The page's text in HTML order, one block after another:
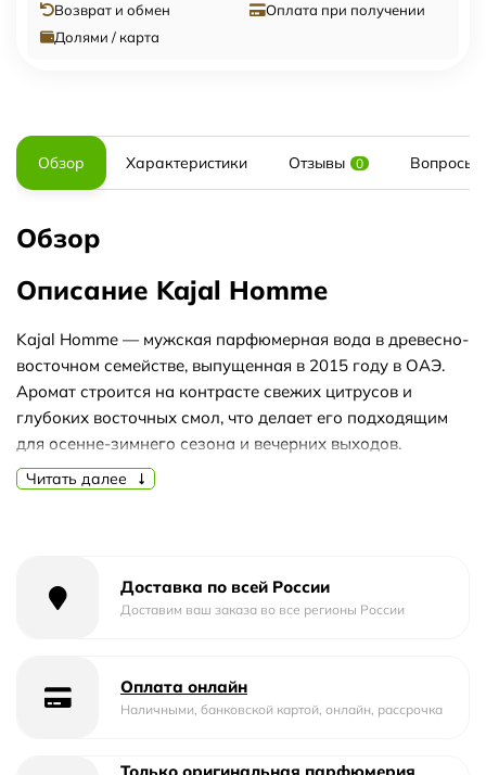
Возврат и обмен
Оплата при получении
Долями / карта
Обзор Характеристики Отзывы 0 Вопросы
Обзор
Описание Kajal Homme
Kajal Homme — мужская парфюмерная вода в древесно-
восточном семействе, выпущенная в 2015 году в ОАЭ.
Аромат строится на контрасте свежих цитрусов и
глубоких восточных смол, что делает его подходящим
для осенне-зимнего сезона и вечерних выходов.
Верхние ноты мандарина, грейпфрута и листьев чёрной
пачули, мускуса, ванили, сандалового дерева и бобов
тонка оставляет мягкое, обволакивающее послевкусие.
мероприятий. При выборе формата обратите внимание:
Читать далее
Доставка по всей России
Доставим ваш заказа во все регионы России
Оплата онлайн
Наличными, банковской картой, онлайн, рассрочка